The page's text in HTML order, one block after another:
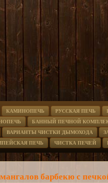
КАМИНОПЕЧЬ РУССКАЯ ПЕЧЬ
БАННЫЙ ПЕЧНОЙ
ВАРИАНТЫ ЧИСТКИ ДЫМОХОДА
ПЕЧЬ ЧИСТКА ПЕЧЕЙ
барбекю с